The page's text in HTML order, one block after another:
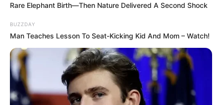
Rare Elephant Birth—Then Nature Delivered A Second Shock
BUZZDAY
Man Teaches Lesson To Seat-Kicking Kid And Mom – Watch!